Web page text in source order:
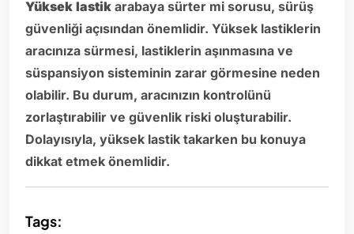
Yüksek lastik arabaya sürter mi sorusu, sürüş
güvenliği açısından önemlidir. Yüksek lastiklerin
aracınıza sürmesi, lastiklerin aşınmasına ve
süspansiyon sisteminin zarar görmesine neden
olabilir. Bu durum, aracınızın kontrolünü
zorlaştırabilir ve güvenlik riski oluşturabilir.
Dolayısıyla, yüksek lastik takarken bu konuya
dikkat etmek önemlidir.
Tags: